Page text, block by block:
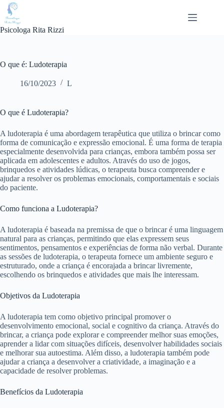
Pular
para
conteúdo
Psicologa Rita Rizzi
O que é: Ludoterapia
16/10/2023 L
O que é Ludoterapia?
A ludoterapia é uma abordagem terapêutica que utiliza o brincar como
forma de comunicação e expressão emocional. É uma forma de terapia
especialmente desenvolvida para crianças, embora também possa ser
aplicada em adolescentes e adultos. Através do uso de jogos,
brinquedos e atividades lúdicas, o terapeuta busca compreender e
ajudar a resolver os problemas emocionais, comportamentais e sociais
do paciente.
Como funciona a Ludoterapia?
A ludoterapia é baseada na premissa de que o brincar é uma linguagem
natural para as crianças, permitindo que elas expressem seus
sentimentos, pensamentos e experiências de forma não verbal. Durante
as sessões de ludoterapia, o terapeuta fornece um ambiente seguro e
estruturado, onde a criança é encorajada a brincar livremente,
escolhendo os brinquedos e atividades que mais lhe interessam.
Objetivos da Ludoterapia
A ludoterapia tem como objetivo principal promover o
desenvolvimento emocional, social e cognitivo da criança. Através do
brincar, a criança pode explorar e compreender melhor suas emoções,
aprender a lidar com situações difíceis, desenvolver habilidades sociais
e melhorar sua autoestima. Além disso, a ludoterapia também pode
ajudar a criança a desenvolver a criatividade, a imaginação e a
capacidade de resolver problemas.
Benefícios da Ludoterapia